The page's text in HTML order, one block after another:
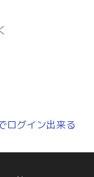
ログイン出来る